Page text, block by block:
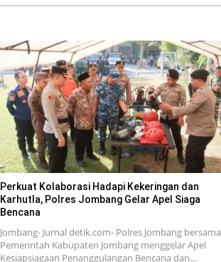
Perkuat Kolaborasi Hadapi Kekeringan dan
Karhutla, Polres Jombang Gelar Apel Siaga
Bencana
Jombang- Jurnal detik.com- Polres Jombang bersama
Pemerintah Kabupaten Jombang menggelar Apel
Kesiapsiagaan Penanggulangan Bencana dan…